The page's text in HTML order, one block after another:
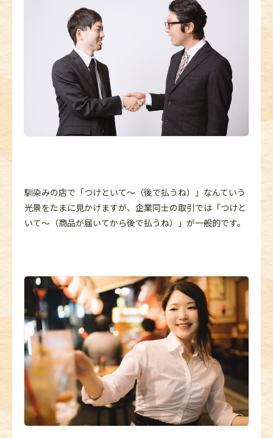
馴染みの店で「つけといて～（後で払うね）」なんていう
光景をたまに見かけますが、企業同士の取引では「つけと
いて～（商品が届いてから後で払うね）」が一般的です。